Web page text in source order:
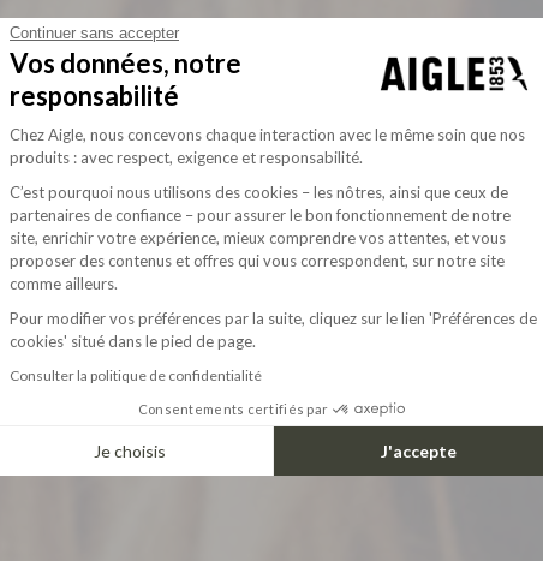
Continuer sans accepter
Vos données, notre
responsabilité
Plateforme de Gestion du Consentement :
Chez Aigle, nous concevons chaque interaction avec le même soin que nos
produits : avec respect, exigence et responsabilité.
C’est pourquoi nous utilisons des cookies – les nôtres, ainsi que ceux de
partenaires de confiance – pour assurer le bon fonctionnement de notre
site, enrichir votre expérience, mieux comprendre vos attentes, et vous
proposer des contenus et offres qui vous correspondent, sur notre site
comme ailleurs.
Pour modifier vos préférences par la suite, cliquez sur le lien 'Préférences de
cookies' situé dans le pied de page.
Consulter la politique de confidentialité
Consentements certifiés par
Je choisis J'accepte
Axeptio consent